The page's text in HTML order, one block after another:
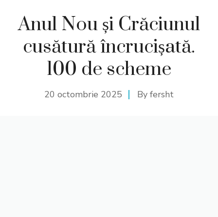
Anul Nou și Crăciunul
cusătură încrucișată.
100 de scheme
20 octombrie 2025 By fersht